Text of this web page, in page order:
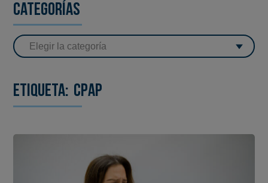
Categorías
Etiqueta: CPAP